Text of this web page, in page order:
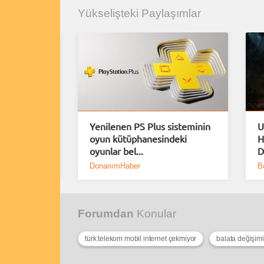
Yükselişteki Paylaşımlar
Yenilenen PS Plus sisteminin
oyun kütüphanesindeki
oyunlar bel...
DonanımHaber
Forumdan Konular
türk telekom mobil internet çekmiyor balata